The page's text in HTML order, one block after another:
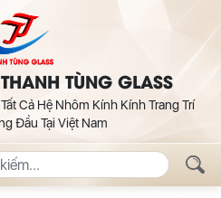
TÙNG GLASS
Cả Hệ Nhôm Kính Kính Trang Trí
Đầu Tại Việt Nam